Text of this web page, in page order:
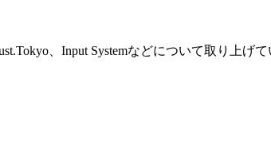
、Input Systemなどについて取り上げ